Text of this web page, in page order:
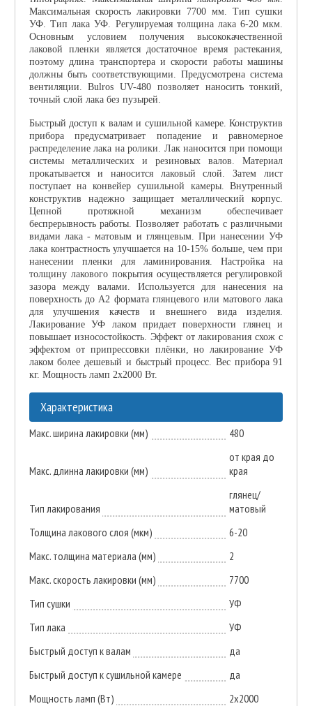
Максимальная скорость лакировки 7700 мм. Тип сушки
УФ. Тип лака УФ. Регулируемая толщина лака 6-20 мкм.
Основным условием получения высококачественной
лаковой пленки является достаточное время растекания,
поэтому длина транспортера и скорости работы машины
должны быть соответствующими. Предусмотрена система
вентиляции. Bulros UV-480 позволяет наносить тонкий,
точный слой лака без пузырей.
Быстрый доступ к валам и сушильной камере. Конструктив
прибора предусматривает попадение и равномерное
распределение лака на ролики. Лак наносится при помощи
системы металлических и резиновых валов. Материал
прокатывается и наносится лаковый слой. Затем лист
поступает на конвейер сушильной камеры. Внутренный
конструктив надежно защищает металлический корпус.
Цепной протяжной механизм обеспечивает
беспрерывность работы. Позволяет работать с различными
видами лака - матовым и глянцевым. При нанесении УФ
лака контрастность улучшается на 10-15% больше, чем при
нанесении пленки для ламинирования. Настройка на
толщину лакового покрытия осуществляется регулировкой
зазора между валами. Используется для нанесения на
поверхность до А2 формата глянцевого или матового лака
для улучшения качеств и внешнего вида изделия.
Лакирование УФ лаком придает поверхности глянец и
повышает износостойкость. Эффект от лакирования схож с
эффектом от припрессовки плёнки, но лакирование УФ
лаком более дешевый и быстрый процесс. Вес прибора 91
кг. Мощность ламп 2х2000 Вт.
Характеристика
Макс. ширина лакировки (мм) 480
Макс. длинна лакировки (мм)
от края до
края
Тип лакирования
глянец/
матовый
Толщина лакового слоя (мкм)
6-20
Макс. толщина материала (мм)
2
Макс. скорость лакировки (мм)
7700
Тип сушки
УФ
Тип лака
УФ
Быстрый доступ к валам
да
Быстрый доступ к сушильной камере
да
Мощность ламп (Вт)
2х2000